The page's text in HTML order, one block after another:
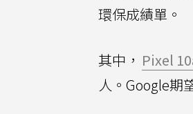
環保成績單。
其中， Pixel
人。Google期